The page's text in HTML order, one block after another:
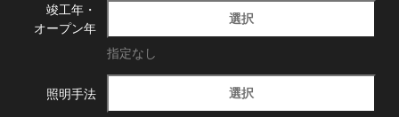
竣工年・
オープン年
選択
指定なし
照明手法 選択